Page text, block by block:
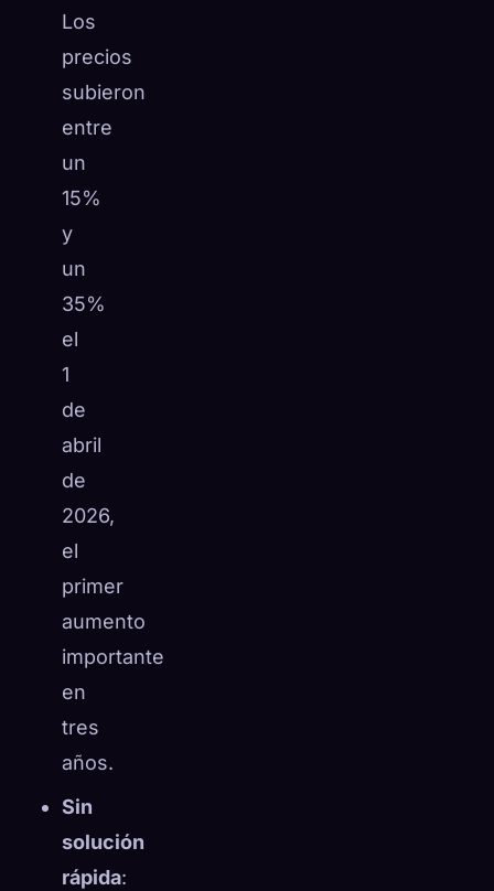
Los
precios
subieron
entre
un
15%
y
un
35%
el
1
de
abril
de
2026,
el
primer
aumento
importante
en
tres
años.
Sin
solución
rápida: